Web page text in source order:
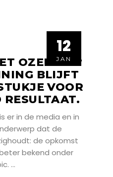
12
JAN
12
JAN
OZEMPIC?
BLIJFT
VOOR
RESULTAAT.
er in de media en in
dat de
de opkomst
bekend onder